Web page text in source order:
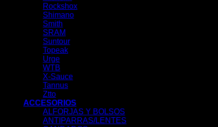
Rockshox
Shimano
Smith
SRAM
Suntour
Topeak
Urge
WTB
X-Sauce
Tannus
Ztto
ACCESORIOS
ALFORJAS Y BOLSOS
ANTIPARRAS/LENTES